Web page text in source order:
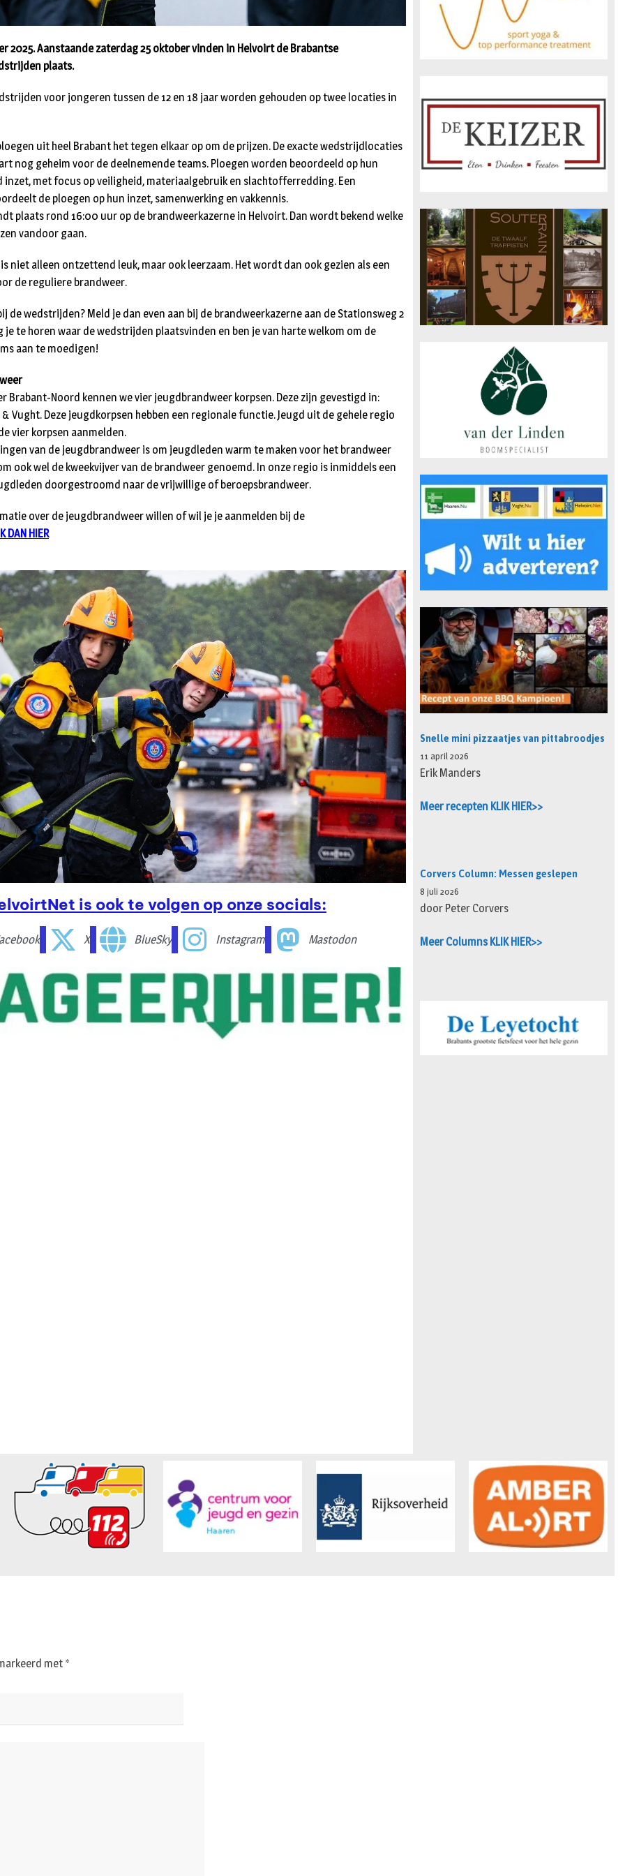
2025. Aanstaande zaterdag 25 oktober vinden in Helvoirt de Brabantse
plaats.
voor jongeren tussen de 12 en 18 jaar worden gehouden op twee locaties in
uit heel Brabant het tegen elkaar op om de prijzen. De exacte wedstrijdlocaties
nog geheim voor de deelnemende teams. Ploegen worden beoordeeld op hun
inzet, met focus op veiligheid, materiaalgebruik en slachtofferredding. Een
de ploegen op hun inzet, samenwerking en vakkennis.
plaats rond 16:00 uur op de brandweerkazerne in Helvoirt. Dan wordt bekend welke
vandoor gaan.
niet alleen ontzettend leuk, maar ook leerzaam. Het wordt dan ook gezien als een
de reguliere brandweer.
de wedstrijden? Meld je dan even aan bij de brandweerkazerne aan de Stationsweg 2
je te horen waar de wedstrijden plaatsvinden en ben je van harte welkom om de
aan te moedigen!
Brabant-Noord kennen we vier jeugdbrandweer korpsen. Deze zijn gevestigd in:
& Vught. Deze jeugdkorpsen hebben een regionale functie. Jeugd uit de gehele regio
vier korpsen aanmelden.
van de jeugdbrandweer is om jeugdleden warm te maken voor het brandweer
ook wel de kweekvijver van de brandweer genoemd. In onze regio is inmiddels een
doorgestroomd naar de vrijwillige of beroepsbrandweer.
over de jeugdbrandweer willen of wil je je aanmelden bij de
DAN HIER
is ook te volgen op onze socials:
X BlueSky Instagram Mastodon
Snelle mini pizzaatjes van pittabroodjes
11 april 2026
Erik Manders
Meer recepten KLIK HIER>>
Corvers Column: Messen geslepen
8 juli 2026
door Peter Corvers
Meer Columns KLIK HIER>>
met *